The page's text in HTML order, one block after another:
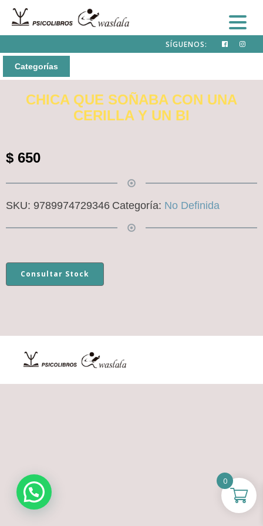
SÍGUENOS:
Categorías
CHICA QUE SOÑABA CON UNA
CERILLA Y UN BI
$ 650
SKU: 9789974729346 Categoría: No Definida
Consultar Stock
0